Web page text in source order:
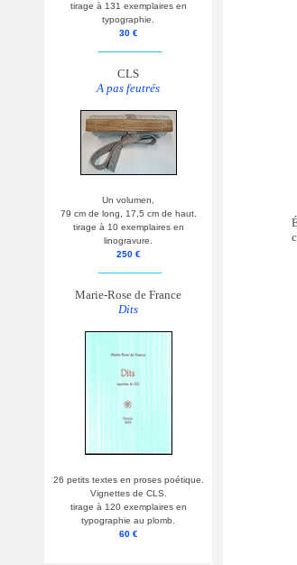
tirage à 131 exemplaires en
typographie.
30 €
CLS
A pas feutrés
Un volumen,
79 cm de long, 17,5 cm de haut.
tirage à 10 exemplaires en
linogravure.
250 €
Marie-Rose de France
Dits
26 petits textes en proses poétique.
Vignettes de CLS.
tirage à 120 exemplaires en
typographie au plomb.
60 €